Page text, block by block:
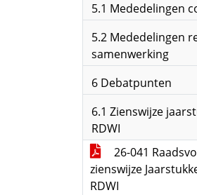
5.1 Mededelingen
5.2 Mededelingen
samenwerking
6 Debatpunten
6.1 Zienswijze
RDWI
26-041
zienswijze
RDWI